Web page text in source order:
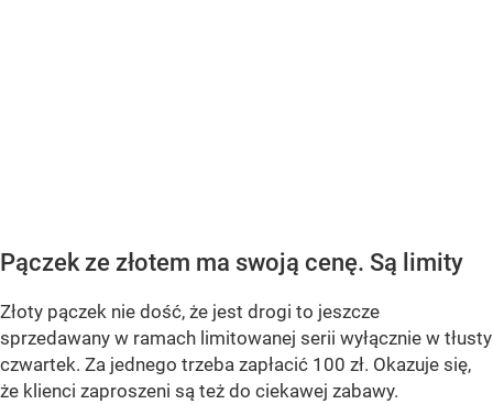
Pączek ze złotem ma swoją cenę. Są limity
Złoty pączek nie dość, że jest drogi to jeszcze
sprzedawany w ramach limitowanej serii wyłącznie w tłusty
czwartek. Za jednego trzeba zapłacić 100 zł. Okazuje się,
że klienci zaproszeni są też do ciekawej zabawy.